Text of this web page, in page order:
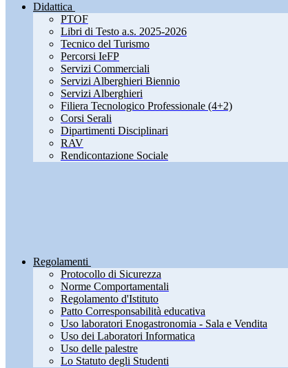
Didattica
PTOF
Libri di Testo a.s. 2025-2026
Tecnico del Turismo
Percorsi IeFP
Servizi Commerciali
Servizi Alberghieri Biennio
Servizi Alberghieri
Filiera Tecnologico Professionale (4+2)
Corsi Serali
Dipartimenti Disciplinari
RAV
Rendicontazione Sociale
Regolamenti
Protocollo di Sicurezza
Norme Comportamentali
Regolamento d'Istituto
Patto Corresponsabilità educativa
Uso laboratori Enogastronomia - Sala e Vendita
Uso dei Laboratori Informatica
Uso delle palestre
Lo Statuto degli Studenti